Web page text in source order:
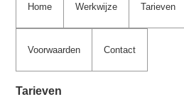
Home Werkwijze Tarieven
Voorwaarden Contact
Tarieven